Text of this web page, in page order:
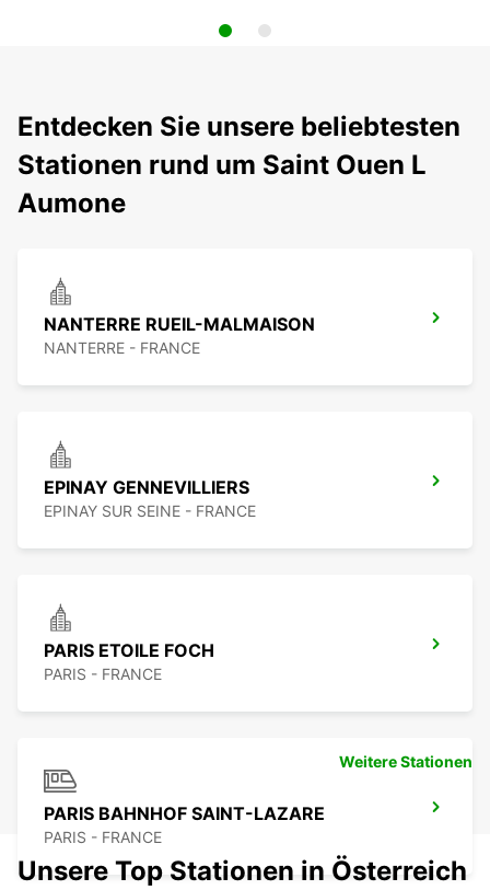
Entdecken Sie unsere beliebtesten
Stationen rund um Saint Ouen L
Aumone
NANTERRE RUEIL-MALMAISON
NANTERRE - FRANCE
EPINAY GENNEVILLIERS
EPINAY SUR SEINE - FRANCE
PARIS ETOILE FOCH
PARIS - FRANCE
PARIS BAHNHOF SAINT-LAZARE
PARIS - FRANCE
Weitere Stationen
Unsere Top Stationen in Österreich